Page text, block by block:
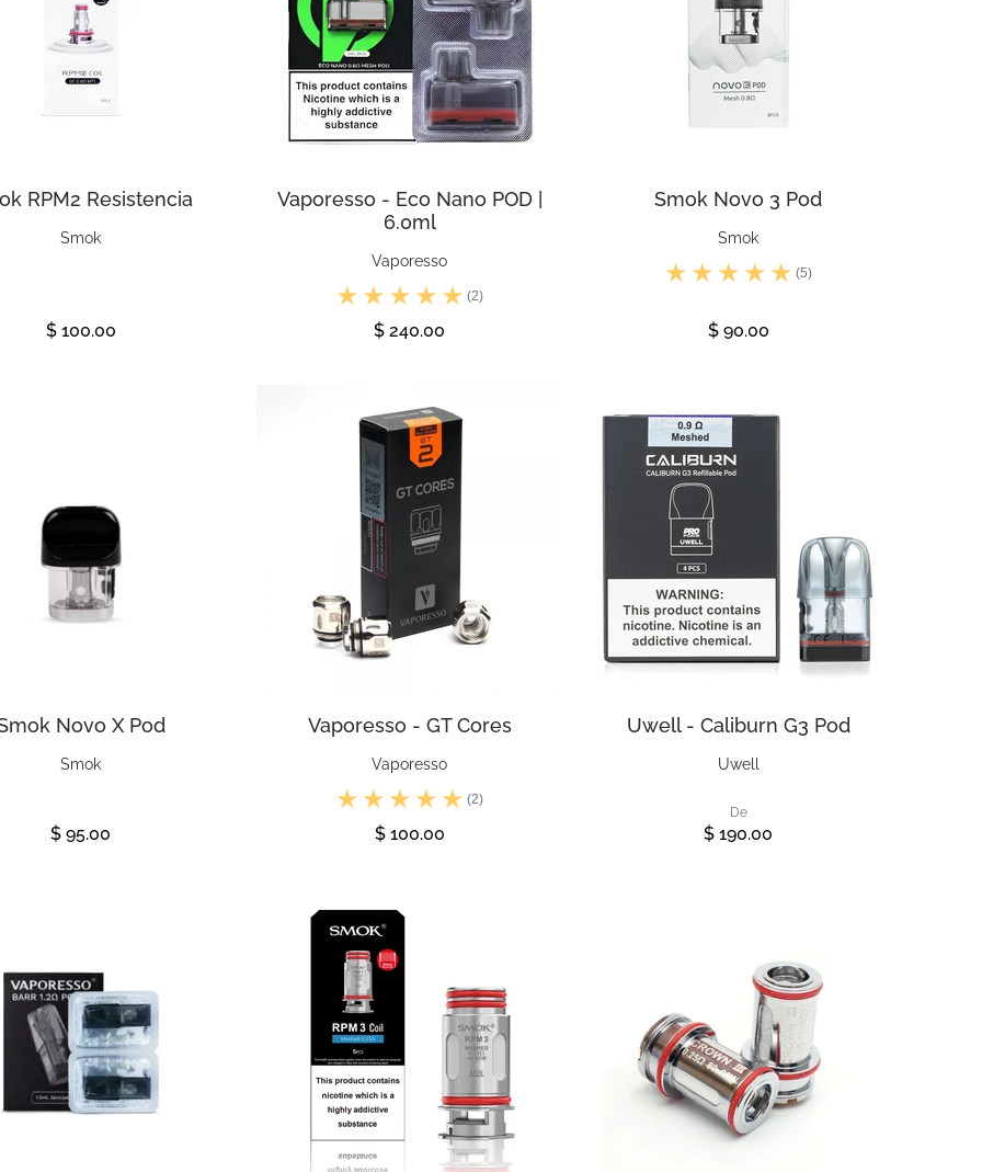
RPM2 Resistencia
Smok
$ 100.00
Vaporesso - Eco Nano POD |
6.0ml
Vaporesso
(2)
$ 240.00
Smok Novo 3 Pod
Smok
(5)
$ 90.00
Novo X Pod
Smok
$ 95.00
Vaporesso - GT Cores
Vaporesso
(2)
$ 100.00
Uwell - Caliburn G3 Pod
Uwell
De
$ 190.00